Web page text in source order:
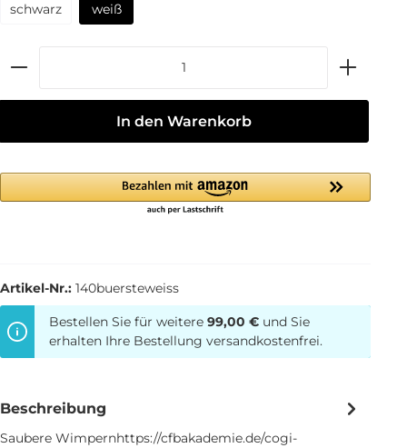
schwarz
weiß
In den Warenkorb
Artikel-Nr.: 140buersteweiss
Bestellen Sie für weitere 99,00 € und Sie
erhalten Ihre Bestellung versandkostenfrei.
Beschreibung
Saubere Wimpernhttps://cfbakademie.de/cogi-